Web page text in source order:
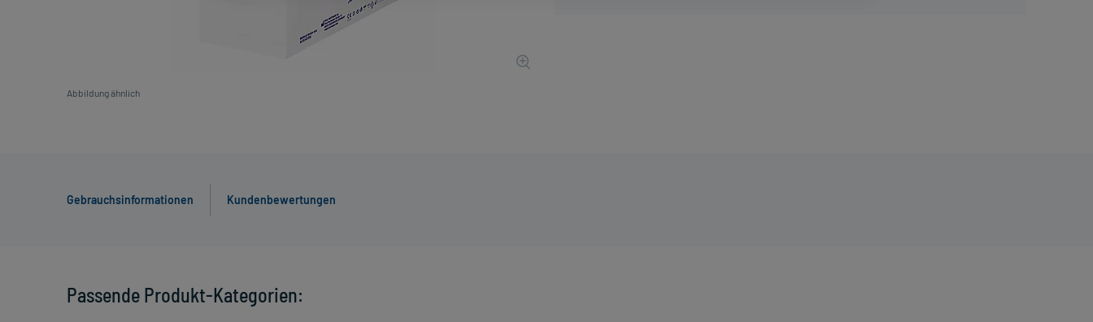
Abbildung ähnlich
Gebrauchsinformationen Kundenbewertungen
Passende Produkt-Kategorien: